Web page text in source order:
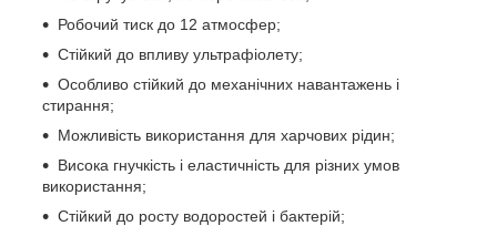
Робочий тиск до 12 атмосфер;
Стійкий до впливу ультрафіолету;
Особливо стійкий до механічних навантажень і
стирання;
Можливість використання для харчових рідин;
Висока гнучкість і еластичність для різних умов
використання;
Стійкий до росту водоростей і бактерій;